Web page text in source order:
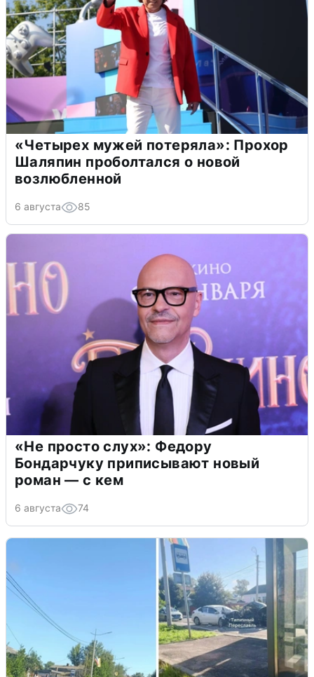
«Четырех мужей потеряла»: Прохор
Шаляпин проболтался о новой
возлюбленной
6 августа 85
«Не просто слух»: Федору
Бондарчуку приписывают новый
роман — с кем
6 августа 74